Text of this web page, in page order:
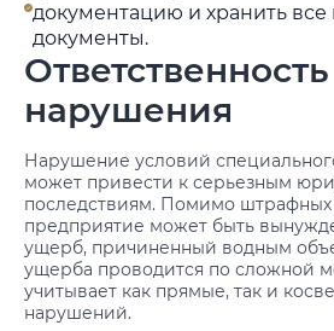
документацию и хранить
документы.
Ответственность
нарушения
Нарушение условий
может привести к серьезным
последствиям. Помимо штрафных
предприятие может быть
ущерб, причиненный водным
ущерба проводится по сложной
учитывает как прямые, так и
нарушений.